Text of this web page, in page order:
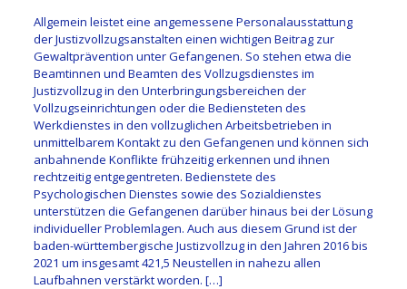
Allgemein leistet eine angemessene Personalausstattung
der Justizvollzugsanstalten einen wichtigen Beitrag zur
Gewaltprävention unter Gefangenen. So stehen etwa die
Beamtinnen und Beamten des Vollzugsdienstes im
Justizvollzug in den Unterbringungsbereichen der
Vollzugseinrichtungen oder die Bediensteten des
Werkdienstes in den vollzuglichen Arbeitsbetrieben in
unmittelbarem Kontakt zu den Gefangenen und können sich
anbahnende Konflikte frühzeitig erkennen und ihnen
rechtzeitig entgegentreten. Bedienstete des
Psychologischen Dienstes sowie des Sozialdienstes
unterstützen die Gefangenen darüber hinaus bei der Lösung
individueller Problemlagen. Auch aus diesem Grund ist der
baden-württembergische Justizvollzug in den Jahren 2016 bis
2021 um insgesamt 421,5 Neustellen in nahezu allen
Laufbahnen verstärkt worden. […]